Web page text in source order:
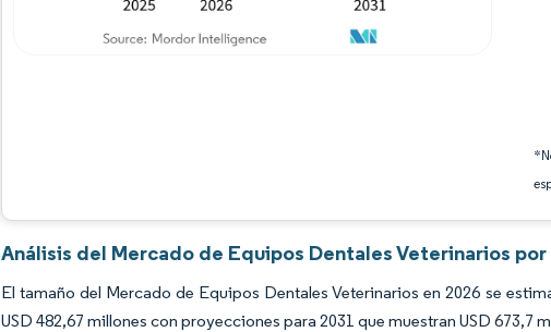
Análisis del Mercado de Equipos Dentales Veterinarios
El tamaño del Mercado de Equipos Dentales Veterinarios en 2026 se
USD 482,67 millones con proyecciones para 2031 que muestran USD 673,7